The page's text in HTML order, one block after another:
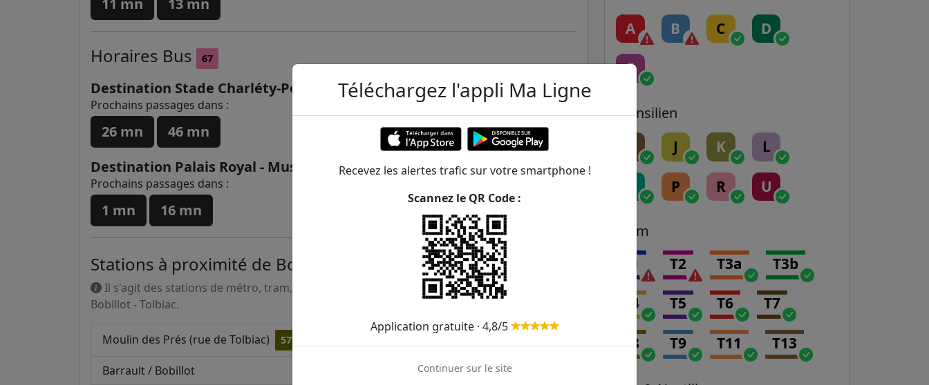
11 mn 13 mn
Horaires Bus 67
Destination Stade Charléty-Porte de Gentilly
Prochains passages dans :
26 mn
46 mn
Destination Palais Royal - Musée du louvre
Prochains passages dans :
1 mn 16 mn
Stations à proximité de Bobillot - Tolbiac
Il s'agit des stations de métro, tram, RER et transilien situées à moins de 1km de la gare
Bobillot - Tolbiac.
Moulin des Prés (rue de Tolbiac) 57
Barrault / Bobillot
A B C D
E
Transilien
J K L
P R U
Tram
T1 T2 T3a T3b
T4 T5 T6 T7
T8 T9 T11 T13
Téléchargez l'appli Ma Ligne
Recevez les alertes trafic sur votre smartphone !
Scannez le QR Code :
Application gratuite · 4,8/5
Continuer sur le site